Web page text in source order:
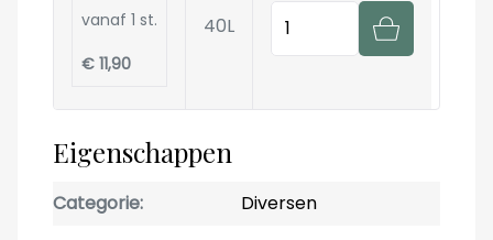
vanaf 1 st.
€ 11,90
40L Hoeveelheid
Eigenschappen
Categorie Diversen